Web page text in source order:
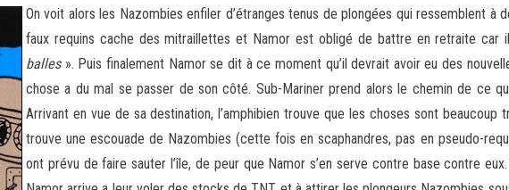
On voit alors les Nazombies enfiler d’étranges tenus de plongées qui ressemblent à
faux requins cache des mitraillettes et Namor est obligé de battre en retraite car
balles». Puis finalement Namor se dit à ce moment qu’il devrait avoir eu des
chose a du mal se passer de son côté. Sub-Mariner prend alors le chemin de ce
Arrivant en vue de sa destination, l’amphibien trouve que les choses sont
trouve une escouade de Nazombies (cette fois en scaphandres, pas en pseudo-
ont prévu de faire sauter l’île, de peur que Namor s’en serve contre base contre